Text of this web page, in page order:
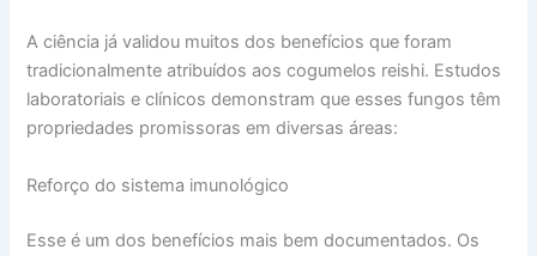
A ciência já validou muitos dos benefícios que foram
tradicionalmente atribuídos aos cogumelos reishi. Estudos
laboratoriais e clínicos demonstram que esses fungos têm
propriedades promissoras em diversas áreas:
Reforço do sistema imunológico
Esse é um dos benefícios mais bem documentados. Os